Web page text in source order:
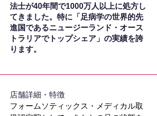
法士が40年間で1000万人以上に処方し
てきました。特に「足病学の世界的先
進国であるニュージーランド・オース
トラリアでトップシェア」の実績を誇
ります。
​店舗詳細・特徴
フォームソティックス・メディカル取